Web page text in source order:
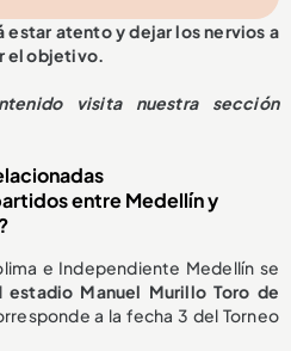
estar atento y dejar los nervios a
el objetivo.
visita nuestra sección
entre Medellín y
e Independiente Medellín se
estadio Manuel Murillo Toro de
a la fecha 3 del Torneo